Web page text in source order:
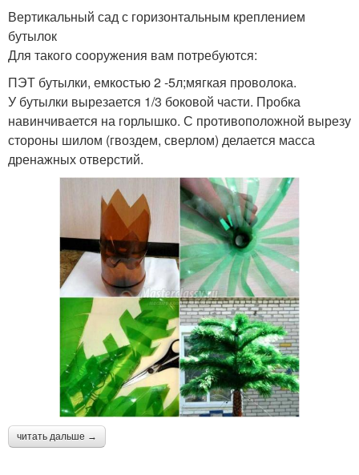
Вертикальный сад с горизонтальным креплением
бутылок
Для такого сооружения вам потребуются:
ПЭТ бутылки, емкостью 2 -5л;мягкая проволока.
У бутылки вырезается 1/3 боковой части. Пробка
навинчивается на горлышко. С противоположной вырезу
стороны шилом (гвоздем, сверлом) делается масса
дренажных отверстий.
читать дальше →